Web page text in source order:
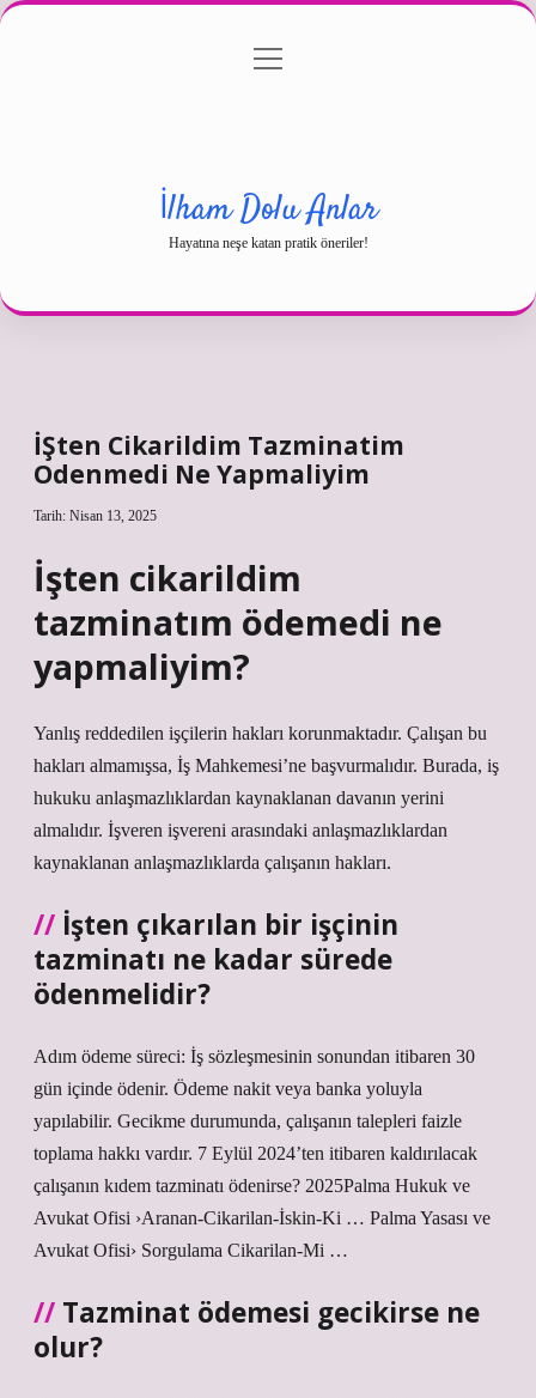
Gizlilik Politikası
menüyü
İlham Dolu Anlar
Hayatına neşe katan pratik öneriler!
İŞten Cikarildim Tazminatim
Odenmedi Ne Yapmaliyim
Tarih: Nisan 13, 2025
İşten cikarildim
tazminatım ödemedi ne
yapmaliyim?
Yanlış reddedilen işçilerin hakları korunmaktadır. Çalışan bu
hakları almamışsa, İş Mahkemesi’ne başvurmalıdır. Burada, iş
hukuku anlaşmazlıklardan kaynaklanan davanın yerini
almalıdır. İşveren işvereni arasındaki anlaşmazlıklardan
kaynaklanan anlaşmazlıklarda çalışanın hakları.
İşten çıkarılan bir işçinin
tazminatı ne kadar sürede
ödenmelidir?
Adım ödeme süreci: İş sözleşmesinin sonundan itibaren 30
gün içinde ödenir. Ödeme nakit veya banka yoluyla
yapılabilir. Gecikme durumunda, çalışanın talepleri faizle
toplama hakkı vardır. 7 Eylül 2024’ten itibaren kaldırılacak
çalışanın kıdem tazminatı ödenirse? 2025Palma Hukuk ve
Avukat Ofisi ›Aranan-Cikarilan-İskin-Ki … Palma Yasası ve
Avukat Ofisi› Sorgulama Cikarilan-Mi …
Tazminat ödemesi gecikirse ne
olur?